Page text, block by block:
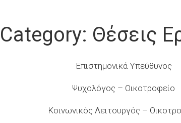
Category: Θέσεις
Επιστημονικά Υπεύθυνος
Ψυχολόγος – Οικοτροφείο
Κοινωνικός Λειτουργός –